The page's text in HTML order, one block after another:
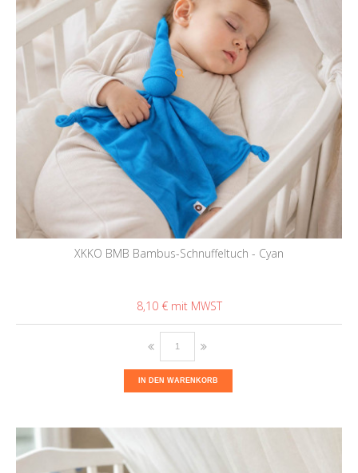
XKKO BMB Bambus-Schnuffeltuch - Cyan
8,10 €
IN DEN WARENKORB